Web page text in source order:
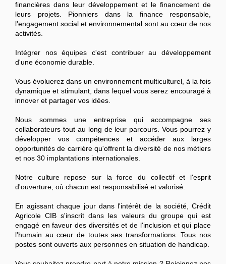
financières dans leur développement et le financement de
leurs projets. Pionniers dans la finance responsable,
l'engagement social et environnemental sont au cœur de nos
activités.
Intégrer nos équipes c'est contribuer au développement
d'une économie durable.
Vous évoluerez dans un environnement multiculturel, à la fois
dynamique et stimulant, dans lequel vous serez encouragé à
innover et partager vos idées.
Nous sommes une entreprise qui accompagne ses
collaborateurs tout au long de leur parcours. Vous pourrez y
développer vos compétences et accéder aux larges
opportunités de carrière qu'offrent la diversité de nos métiers
et nos 30 implantations internationales.
Notre culture repose sur la force du collectif et l'esprit
d'ouverture, où chacun est responsabilisé et valorisé.
En agissant chaque jour dans l'intérêt de la société, Crédit
Agricole CIB s'inscrit dans les valeurs du groupe qui est
engagé en faveur des diversités et de l'inclusion et qui place
l'humain au cœur de toutes ses transformations. Tous nos
postes sont ouverts aux personnes en situation de handicap.